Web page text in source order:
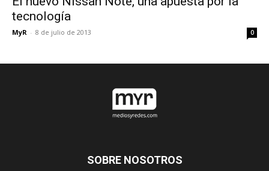
tecnología
MyR - 8 de julio de 2013 0
SOBRE NOSOTROS